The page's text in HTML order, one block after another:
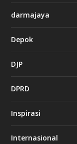
darmajaya
Depok
DJP
DPRD
Inspirasi
Internasional